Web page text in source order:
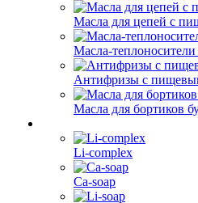
Масла для цепей с
Масла-
Антифризы с
Масла для бортиков
Li-complex
Ca-soap